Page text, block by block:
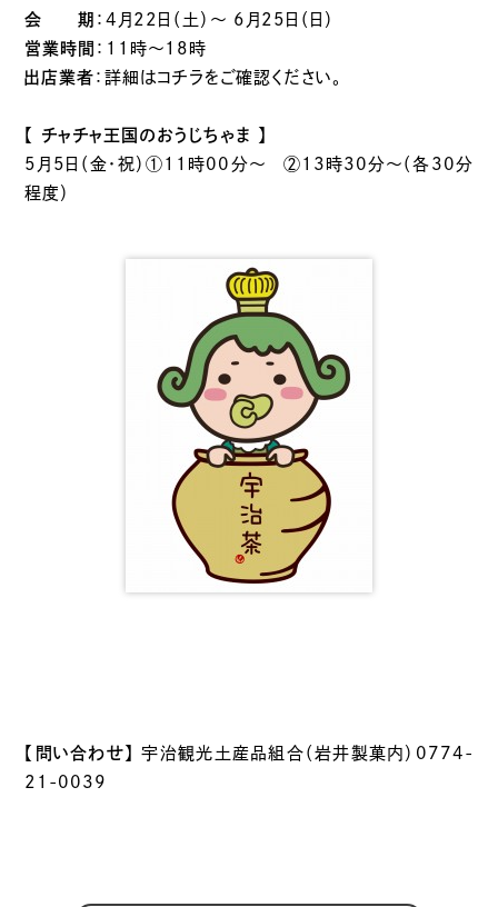
会 期 ：4月22日（土）～ 6月25日（日）
営業時間 ：11時～18時
出店業者 ：詳細はコチラをご確認ください。
【 チャチャ王国のおうじちゃま 】
5月5日（金・祝）①11時00分～ ②13時30分～（各30分
程度）
【問い合わせ】
宇治観光土産品組合（岩井製菓内）0774-
21-0039